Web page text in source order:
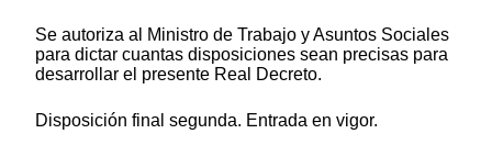
Se autoriza al Ministro de Trabajo y Asuntos Sociales
para dictar cuantas disposiciones sean precisas para
desarrollar el presente Real Decreto.
Disposición final segunda. Entrada en vigor.